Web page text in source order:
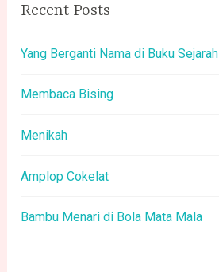
Recent Posts
Yang Berganti Nama di Buku Sejarah
Membaca Bising
Menikah
Amplop Cokelat
Bambu Menari di Bola Mata Mala